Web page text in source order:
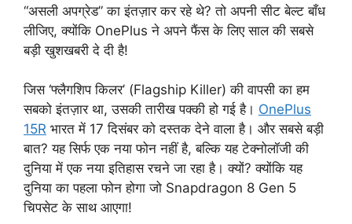
“असली अपग्रेड” का इंतज़ार कर रहे थे? तो अपनी सीट बेल्ट बाँध
लीजिए, क्योंकि OnePlus ने अपने फैंस के लिए साल की सबसे
बड़ी खुशखबरी दे दी है!
जिस ‘फ्लैगशिप किलर’ (Flagship Killer) की वापसी का हम
सबको इंतज़ार था, उसकी तारीख पक्की हो गई है। OnePlus
15R भारत में 17 दिसंबर को दस्तक देने वाला है। और सबसे बड़ी
बात? यह सिर्फ एक नया फोन नहीं है, बल्कि यह टेक्नोलॉजी की
दुनिया में एक नया इतिहास रचने जा रहा है। क्यों? क्योंकि यह
दुनिया का पहला फोन होगा जो Snapdragon 8 Gen 5
चिपसेट के साथ आएगा!